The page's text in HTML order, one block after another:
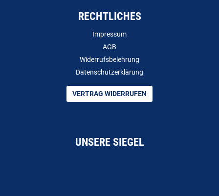
RECHTLICHES
Impressum
AGB
Widerrufsbelehrung
Datenschutzerklärung
VERTRAG WIDERRUFEN
UNSERE SIEGEL